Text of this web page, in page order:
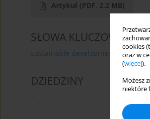
cookies
oraz w
(więcej).
Możesz
niektóre
Artykuł (PDF, 2.2 MB)
SŁOWA KLUCZOWE
sustainable development SLM
DZIEDZINY